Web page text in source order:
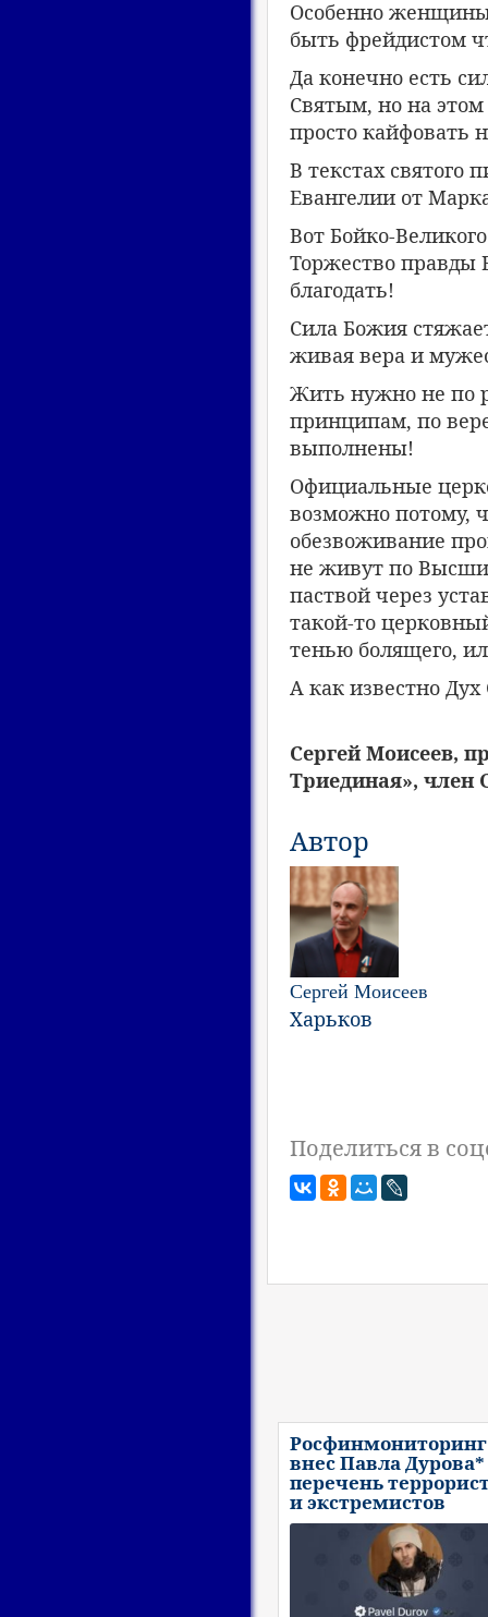
Особенно женщины
быть фрейдистом
Да конечно есть
Святым, но на
просто кайфовать
В текстах святого
Евангелии от
Вот Бойко-
Торжество правды
благодать!
Сила Божия
живая вера и
Жить нужно не по
принципам, по
выполнены!
Официальные
возможно потому,
обезвоживание
не живут по
паствой через
такой-то
тенью болящего,
А как известно
Сергей Моисеев,
Триединая», член
Автор
Сергей Моисеев
Харьков
Поделиться в
Росфинмониторинг
внес Павла
перечень
и экстремистов